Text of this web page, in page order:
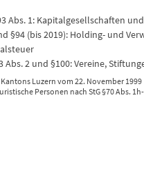
Luzern vom 22. November 1999
Personen nach StG §70 Abs.
Abs. 1: Kapitalgesellschaften
§94 (bis 2019): Holding- und
Abs. 2 und §100: Vereine,